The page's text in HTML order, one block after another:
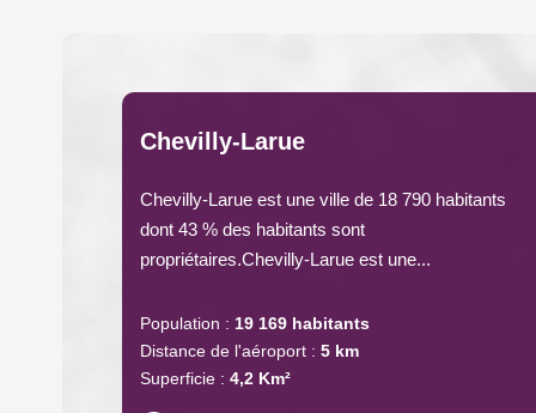
Chevilly-Larue
Chevilly-Larue est une ville de 18 790 habitants
dont 43 % des habitants sont
propriétaires.Chevilly-Larue est une...
Population : 19 169 habitants
Distance de l'aéroport : 5 km
Superficie : 4,2 Km²